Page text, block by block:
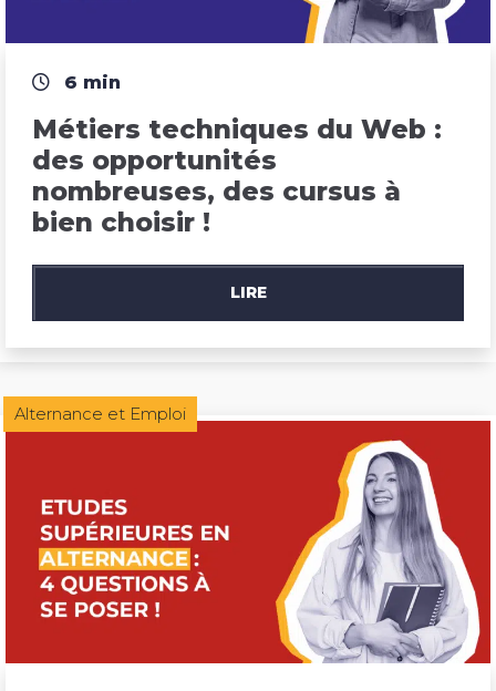
6 min
Métiers techniques du Web :
des opportunités
nombreuses, des cursus à
bien choisir !
LIRE
Alternance et Emploi